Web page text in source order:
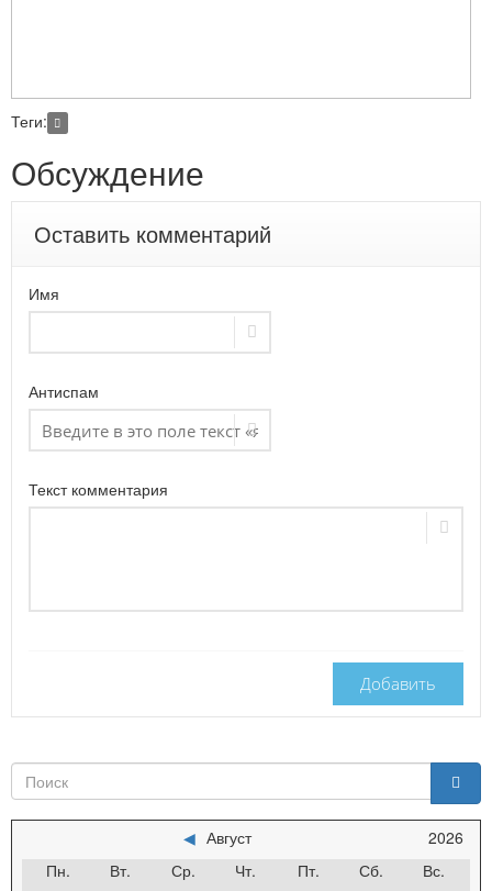
Теги:
Обсуждение
Оставить комментарий
Имя
Антиспам
Текст комментария
Добавить
◀ Август
2026
Пн.
Вт. Ср. Чт. Пт. Сб.
Вс.